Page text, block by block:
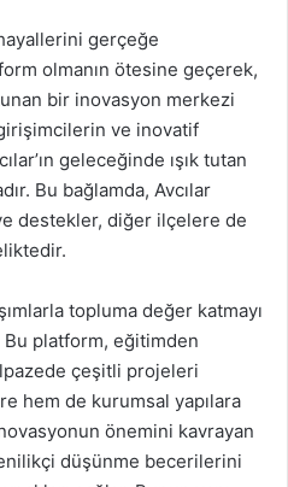
gerçeğe
olmanın ötesine geçerek,
bir inovasyon merkezi
ve inovatif
geleceğinde ışık tutan
Bu bağlamda, Avcılar
destekler, diğer ilçelere de
topluma değer katmayı
platform, eğitimden
çeşitli projeleri
hem de kurumsal yapılara
önemini kavrayan
düşünme becerilerini